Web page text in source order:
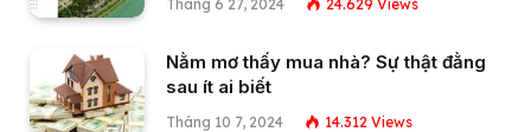
Tháng 6 27, 2024 24.629 Views
Nằm mơ thấy mua nhà? Sự thật đằng
sau ít ai biết
Tháng 10 7, 2024 14.312 Views